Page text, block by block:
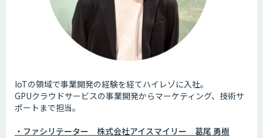
IoTの領域で事業開発の経験を経てハイレゾに入社。
GPUクラウドサービスの事業開発からマーケティング、技術サ
ポートまで担当。
・ファシリテーター 株式会社アイスマイリー 葛尾 勇樹